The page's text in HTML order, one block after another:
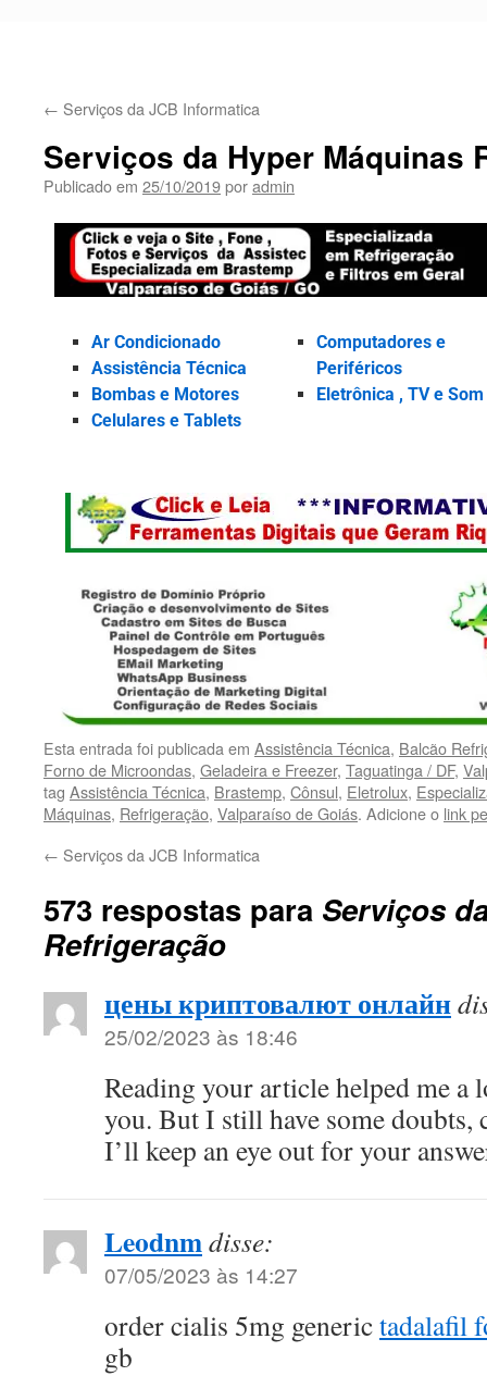
← Serviços da JCB Informatica
Serviços da Hyper Máquinas
Publicado em 25/10/2019poradmin
Ar Condicionado
Assistência Técnica
Bombas e Motores
Celulares e Tablets
Computadores e
Periféricos
Eletrônica , TV e Som
Esta entrada foi publicada em Assistência Técnica, Balcão
Forno de Microondas, Geladeira e Freezer, Taguatinga / DF,
tag Assistência Técnica, Brastemp, Cônsul, Eletrolux,
Máquinas, Refrigeração, Valparaíso de Goiás. Adicione o link
← Serviços da JCB Informatica
573 respostas para Serviços
Refrigeração
цены криптовалют онлайн
25/02/2023 às 18:46
Reading your article helped me a
you. But I still have some
I’ll keep an eye out for your
Leodnmdisse:
07/05/2023 às 14:27
order cialis 5mg generictadalafil
gb